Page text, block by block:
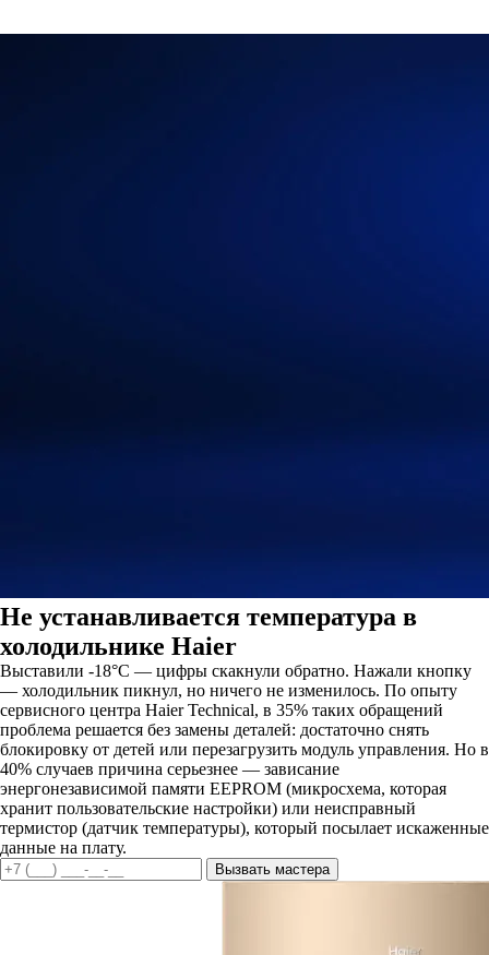
Не устанавливается температура в
холодильнике Haier
Выставили -18°C — цифры скакнули обратно. Нажали кнопку
— холодильник пикнул, но ничего не изменилось. По опыту
сервисного центра Haier Technical, в 35% таких обращений
проблема решается без замены деталей: достаточно снять
блокировку от детей или перезагрузить модуль управления. Но в
40% случаев причина серьезнее — зависание
энергонезависимой памяти EEPROM (микросхема, которая
хранит пользовательские настройки) или неисправный
термистор (датчик температуры), который посылает искаженные
данные на плату.
Вызвать мастера